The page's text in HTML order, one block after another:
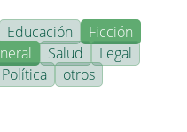
Educación
Ficción
Salud
Legal
Política otros